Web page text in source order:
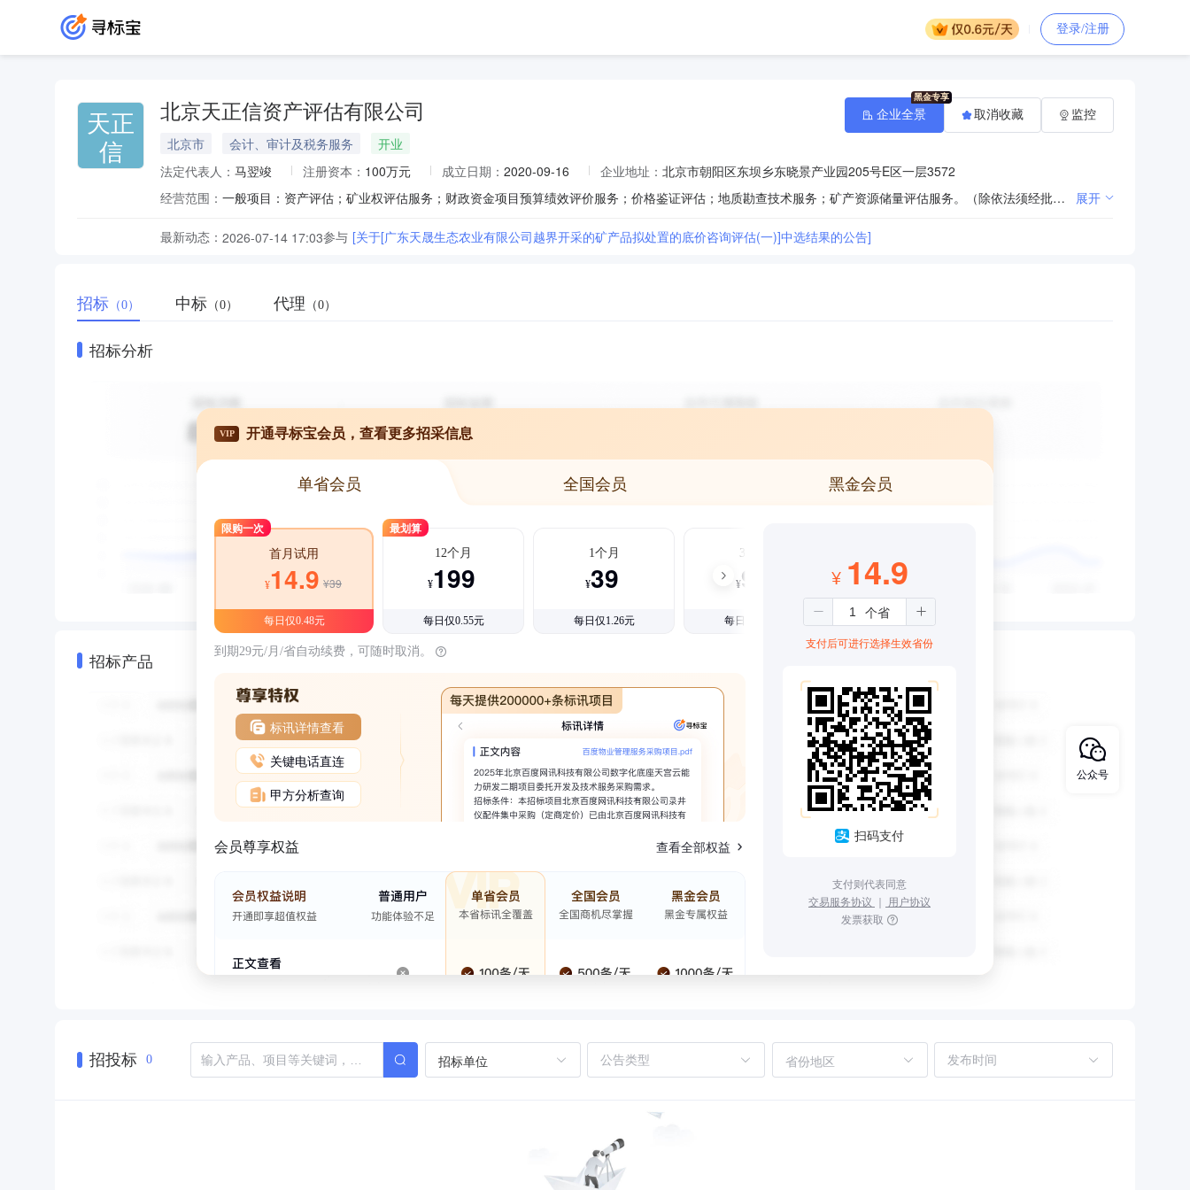
登录/注册
天正
信
北京天正信资产评估有限公司
北京市 会计、审计及税务服务
开业
法定代表人： 马翌竣 注册资本： 100万元 成立日期： 2020-09-16 企业地址： 北京市朝阳区东坝乡东晓景产业园205号E区一层3572
经营范围：
一般项目：资产评估；矿业权评估服务；财政资金项目预算绩效评价服务；价格鉴证评估；地质勘查技术服务；矿产资源储量评估服务。（除依法须经批准的项目外，凭营业执照依法自主开展经营活动）（不得从事国家和本市产业政策禁止和限制类项目的经营活动。） 展开
最新动态： 2026-07-14 17:03参与 [关于[广东天晟生态农业有限公司越界开采的矿产品拟处置的底价咨询评估(一)]中选结果的公告]
企业全景 取消收藏 监控
招标 （0） 中标 （0） 代理 （0）
招标分析
招标产品
VIP 开通寻标宝会员，查看更多招采信息
单省会员 全国会员 黑金会员
限购一次
首月试用
¥14.9 ¥39
每日仅0.48元
最划算
12个月
¥199
每日仅0.55元
1个月
¥39
每日仅1.26元
3个月
¥99
每日仅1.08元
到期29元/月/省自动续费，可随时取消。
标讯详情查看
关键电话直连
甲方分析查询
会员尊享权益 查看全部权益
¥ 14.9
支付后可进行选择生效省份
扫码支付
支付则代表同意
交易服务协议 ｜ 用户协议
发票获取
招投标 0 招标单位 省份地区
公众号